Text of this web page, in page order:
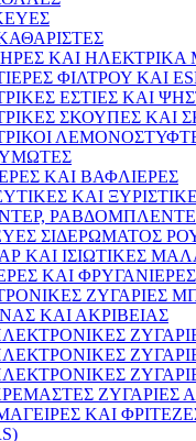
ΚΑΙ ΗΛΕΚΤΡΙΚΑ
ΦΙΛΤΡΟΥ ΚΑΙ
ΕΣΤΙΕΣ ΚΑΙ
ΣΚΟΥΠΕΣ ΚΑΙ
ΚΑΙ ΒΑΦΛΙΕΡΕΣ
ΚΑΙ
ΣΙΔΕΡΩΜΑΤΟΣ
ΚΑΙ ΙΣΙΩΤΙΚΕΣ
ΚΑΙ ΦΡΥΓΑΝΙΕΡΕΣ
ΖΥΓΑΡΙΕΣ
ΚΑΙ ΑΚΡΙΒΕΙΑΣ
ΖΥΓΑΡΙΕΣ
ΚΑΙ